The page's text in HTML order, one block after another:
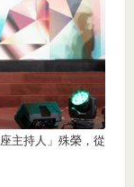
主持人」殊榮，從